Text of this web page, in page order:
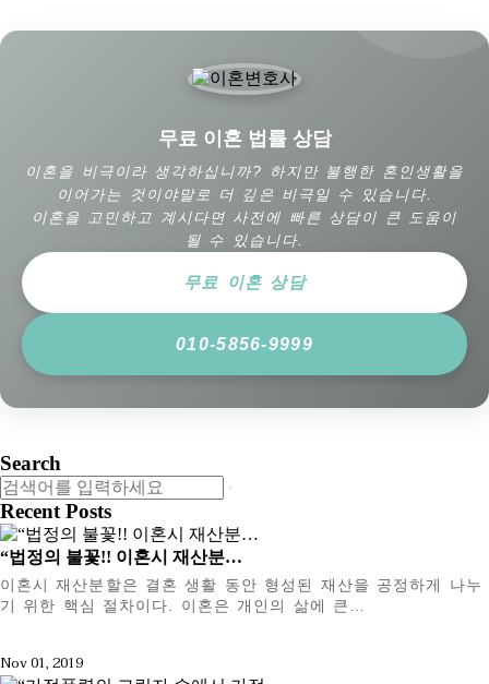
무료 이혼 법률 상담
이혼을 비극이라 생각하십니까? 하지만 불행한 혼인생활을
이어가는 것이야말로 더 깊은 비극일 수 있습니다.
이혼을 고민하고 계시다면 사전에 빠른 상담이 큰 도움이
될 수 있습니다.
무료 이혼 상담
010-5856-9999
Search
Recent Posts
“법정의 불꽃!! 이혼시 재산분…
이혼시 재산분할은 결혼 생활 동안 형성된 재산을 공정하게 나누
기 위한 핵심 절차이다. 이혼은 개인의 삶에 큰…
Nov 01, 2019